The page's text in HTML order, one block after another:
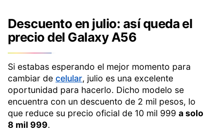
Descuento en julio: así queda el
precio del Galaxy A56
Si estabas esperando el mejor momento para
cambiar de celular, julio es una excelente
oportunidad para hacerlo. Dicho modelo se
encuentra con un descuento de 2 mil pesos, lo
que reduce su precio oficial de 10 mil 999 a solo
8 mil 999.